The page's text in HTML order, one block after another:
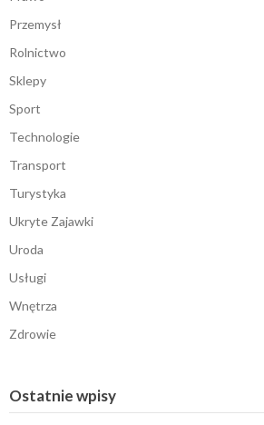
Przemysł
Rolnictwo
Sklepy
Sport
Technologie
Transport
Turystyka
Ukryte Zajawki
Uroda
Usługi
Wnętrza
Zdrowie
Ostatnie wpisy